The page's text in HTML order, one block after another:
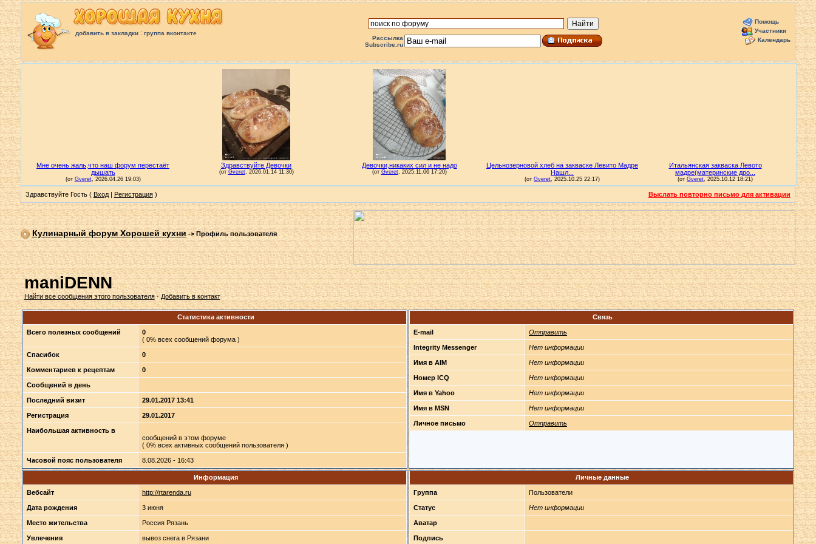
добавить в закладки: группа вконтакте
Рассылка
Subscribe.ru
Помощь
Участники
Календарь
Здравствуйте Гость ( Вход| Регистрация) Выслать повторно письмо для активации
Кулинарный форум Хорошей кухни->Профиль пользователя
maniDENN
Найти все сообщения этого пользователя·Добавить в контакт
Статистика активности
Всего полезных сообщений
0
( 0% всех сообщений форума )
Спасибок 0
Комментариев к рецептам 0
Сообщений в день
Последний визит 29.01.2017 13:41
Регистрация 29.01.2017
Наибольшая активность в
сообщений в этом форуме
( 0% всех активных сообщений пользователя )
Часовой пояс пользователя 8.08.2026 - 16:43
Связь
E-mail Отправить
Integrity Messenger Нет информации
Имя в AIM Нет информации
Номер ICQ Нет информации
Имя в Yahoo Нет информации
Имя в MSN Нет информации
Личное письмо Отправить
Информация
Вебсайт http://rtarenda.ru
Дата рождения 3 июня
Место жительства Россия Рязань
Увлечения вывоз снега в Рязани
Личные данные
Группа Пользователи
Статус Нет информации
Аватар
Подпись